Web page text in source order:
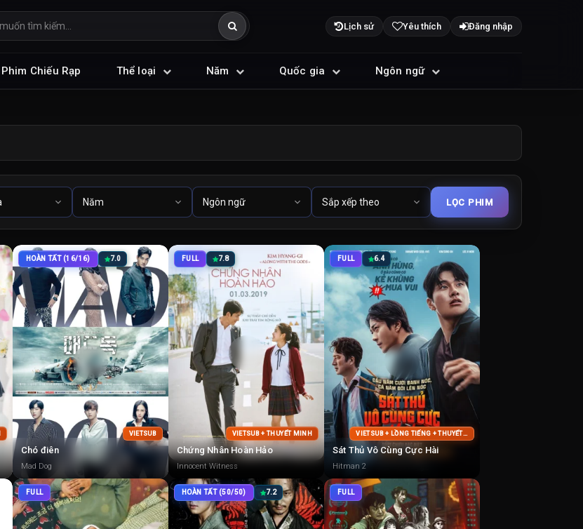
Lịch sử Yêu thích Đăng nhập
Phim Chiếu Rạp Thể loại Năm Quốc gia Ngôn ngữ
HOÀN TẤT (16/16) 7.0
VIETSUB
Chó điên
Mad Dog
FULL 7.8
VIETSUB + THUYẾT MINH
Chứng Nhân Hoàn Hảo
Innocent Witness
FULL 6.4
VIETSUB + LỒNG TIẾNG + THUYẾT MINH
Sát Thủ Vô Cùng Cực Hài
Hitman 2
FULL HOÀN TẤT (50/50) 7.2 FULL